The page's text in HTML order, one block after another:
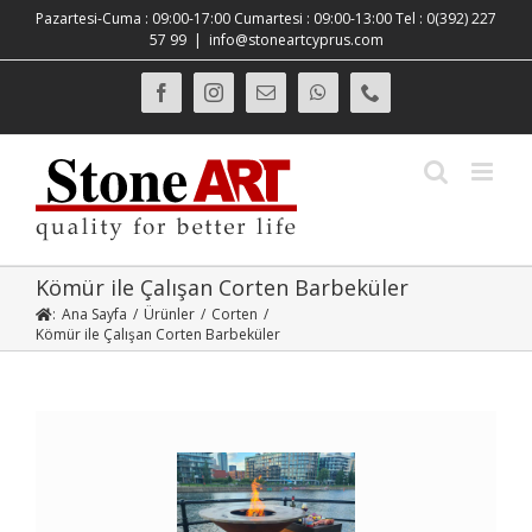
content
Pazartesi-Cuma : 09:00-17:00 Cumartesi : 09:00-13:00 Tel : 0(392) 227
57 99 | info@stoneartcyprus.com
FacebookInstagram
E-
posta
WhatsApp
Kömür ile Çalışan Corten Barbeküler
: Ana Sayfa / Ürünler / Corten /
Kömür ile Çalışan Corten Barbeküler